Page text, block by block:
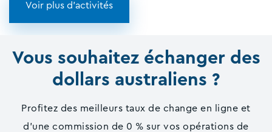
Voir plus d'activités
Vous souhaitez échanger des
dollars australiens ?
Profitez des meilleurs taux de change en ligne et
d'une commission de 0 % sur vos opérations de